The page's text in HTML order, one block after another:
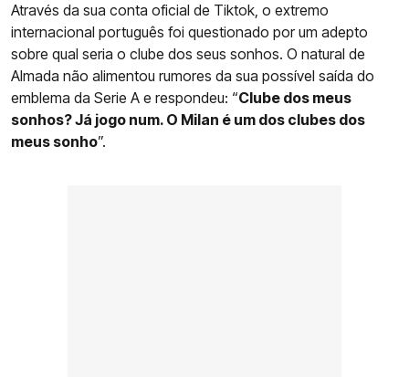
Através da sua conta oficial de Tiktok, o extremo
internacional português foi questionado por um adepto
sobre qual seria o clube dos seus sonhos. O natural de
Almada não alimentou rumores da sua possível saída do
emblema da Serie A e respondeu: “Clube dos meus
sonhos? Já jogo num. O Milan é um dos clubes dos
meus sonho”.